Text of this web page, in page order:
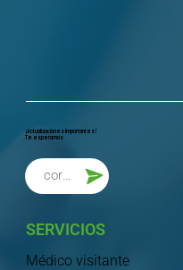
¡Actualizaciones importantes!
Te esperamos
SERVICIOS
Médico visitante